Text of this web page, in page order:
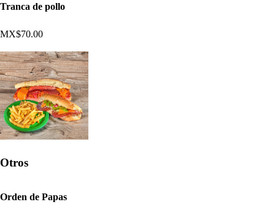
Tranca de pollo
MX$70.00
Otros
Orden de Papas